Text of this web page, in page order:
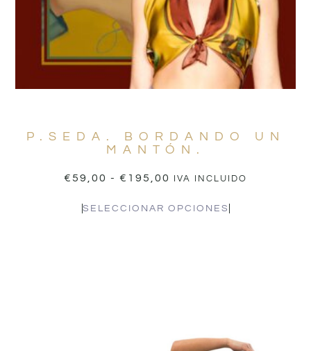
P.SEDA. BORDANDO UN
MANTÓN.
€59,00 - € 195,00 IVA INCLUIDO
SELECCIONAR OPCIONES